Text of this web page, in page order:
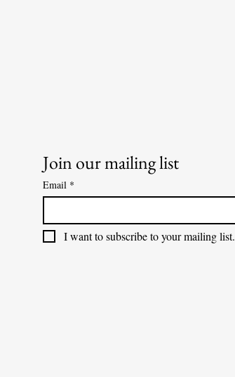
Join our mailing list
Email *
I want to subscribe to your mailing list.